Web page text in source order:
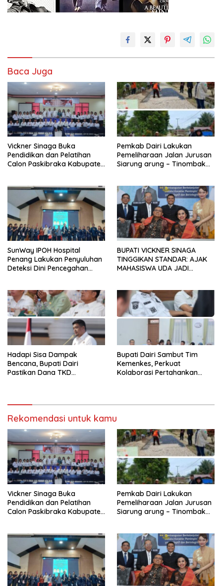
Baca Juga
Vickner Sinaga Buka
Pendidikan dan Pelatihan
Calon Paskibraka Kabupaten
Pemkab Dairi Lakukan
Pemeliharaan Jalan Jurusan
Siarung arung – Tinombak
SunWay IPOH Hospital
Penang Lakukan Penyuluhan
Deteksi Dini Pencegahan
BUPATI VICKNER SINAGA
TINGGIKAN STANDAR: AJAK
MAHASISWA UDA JADI
LUNTUR ZAMAN
Hadapi Sisa Dampak
Bencana, Bupati Dairi
Pastikan Dana TKD
Bupati Dairi Sambut Tim
Kemenkes, Perkuat
Kolaborasi Pertahankan
Rekomendasi untuk kamu
Vickner Sinaga Buka
Pendidikan dan Pelatihan
Calon Paskibraka Kabupaten
Pemkab Dairi Lakukan
Pemeliharaan Jalan Jurusan
Siarung arung – Tinombak